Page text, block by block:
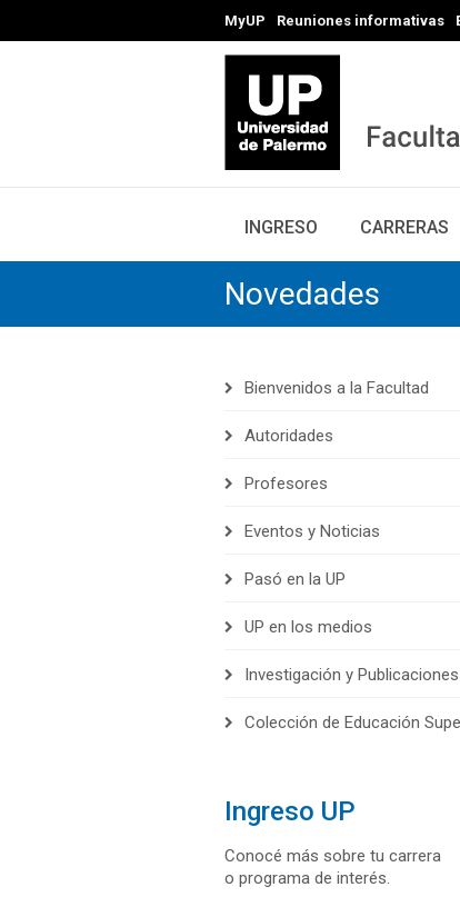
MyUP Reuniones informativas
INGRESO CARRERAS
Novedades
Bienvenidos a la Facultad
Autoridades
Profesores
Eventos y Noticias
Pasó en la UP
UP en los medios
Investigación y Publicaciones
Colección de Educación
Ingreso UP
Conocé más sobre tu carrera
o programa de interés.